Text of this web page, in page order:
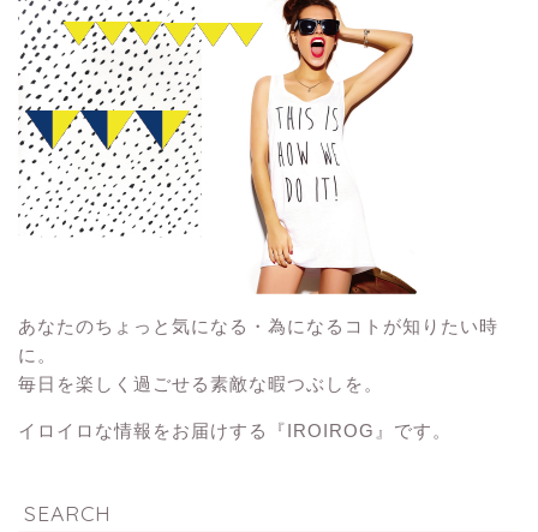
あなたのちょっと気になる・為になるコトが知りたい時
に。
毎日を楽しく過ごせる素敵な暇つぶしを。
イロイロな情報をお届けする『IROIROG』です。
SEARCH